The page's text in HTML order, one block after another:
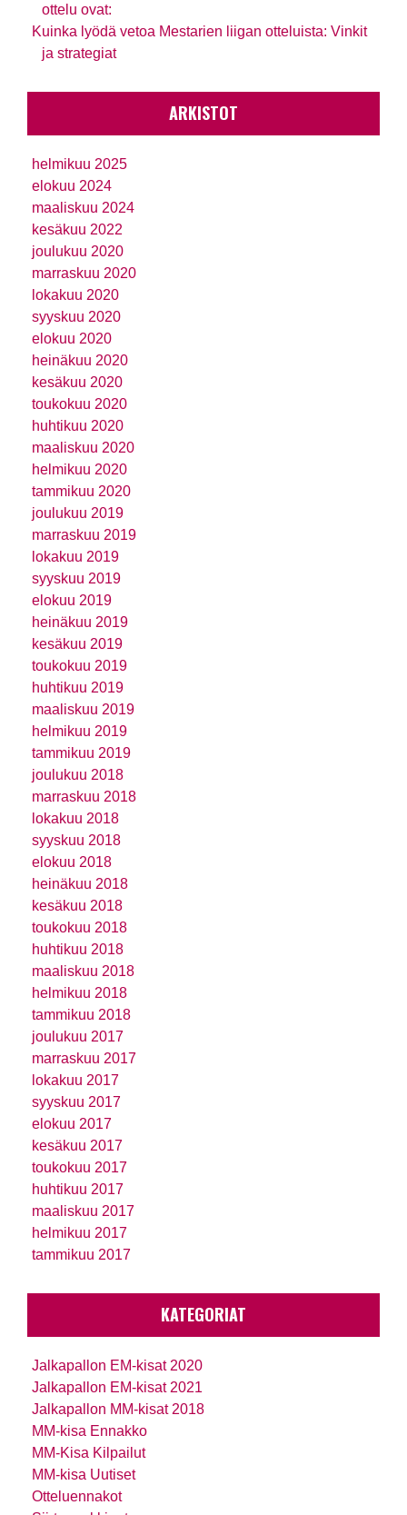
ottelu ovat:
Kuinka lyödä vetoa Mestarien liigan otteluista: Vinkit
ja strategiat
ARKISTOT
helmikuu 2025
elokuu 2024
maaliskuu 2024
kesäkuu 2022
joulukuu 2020
marraskuu 2020
lokakuu 2020
syyskuu 2020
elokuu 2020
heinäkuu 2020
kesäkuu 2020
toukokuu 2020
huhtikuu 2020
maaliskuu 2020
helmikuu 2020
tammikuu 2020
joulukuu 2019
marraskuu 2019
lokakuu 2019
syyskuu 2019
elokuu 2019
heinäkuu 2019
kesäkuu 2019
toukokuu 2019
huhtikuu 2019
maaliskuu 2019
helmikuu 2019
tammikuu 2019
joulukuu 2018
marraskuu 2018
lokakuu 2018
syyskuu 2018
elokuu 2018
heinäkuu 2018
kesäkuu 2018
toukokuu 2018
huhtikuu 2018
maaliskuu 2018
helmikuu 2018
tammikuu 2018
joulukuu 2017
marraskuu 2017
lokakuu 2017
syyskuu 2017
elokuu 2017
kesäkuu 2017
toukokuu 2017
huhtikuu 2017
maaliskuu 2017
helmikuu 2017
tammikuu 2017
KATEGORIAT
Jalkapallon EM-kisat 2020
Jalkapallon EM-kisat 2021
Jalkapallon MM-kisat 2018
MM-kisa Ennakko
MM-Kisa Kilpailut
MM-kisa Uutiset
Otteluennakot